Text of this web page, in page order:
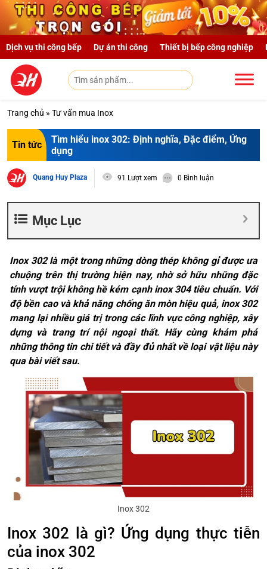
Skip to main content
Dịch vụ thi công bếp Dự án thi công Thiết bị bếp công nghiệp
Trang chủ » Tư vấn mua Inox
Tin tức
Tìm hiểu inox 302: Định nghĩa, Đặc điểm, Ứng
dụng
Quang Huy Plaza 91 Lượt xem 0 Bình luận
Mục Lục
Inox 302 là một trong những dòng thép không gỉ được ưa
chuộng trên thị trường hiện nay, nhờ sở hữu những đặc
tính vượt trội không hề kém cạnh inox 304 tiêu chuẩn. Với
độ bền cao và khả năng chống ăn mòn hiệu quả, inox 302
mang lại nhiều giá trị trong các lĩnh vực công nghiệp, xây
dựng và trang trí nội ngoại thất. Hãy cùng khám phá
những thông tin chi tiết và đầy đủ nhất về loại vật liệu này
qua bài viết sau.
Inox 302
Inox 302 là gì? Ứng dụng thực tiễn
của inox 302